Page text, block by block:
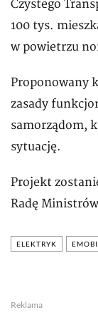
Czystego
100 tys.
w powietrzu
Proponowany
zasady
samorządom,
sytuację.
Projekt
Radę Ministrów
ELEKTRYK
Reklama